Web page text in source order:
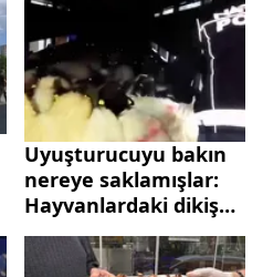
Uyuşturucuyu bakın
nereye saklamışlar:
Hayvanlardaki dikiş
izleri dikkat çekti